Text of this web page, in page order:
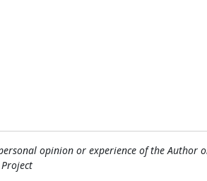
opinion or experience of the Author